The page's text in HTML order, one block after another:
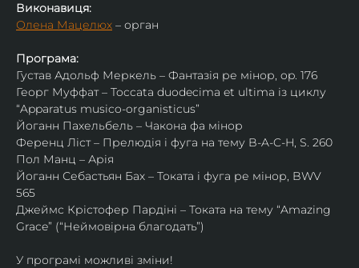
Виконавиця:
Олена Мацелюх – орган
Програма:
Густав Адольф Меркель – Фантазія ре мінор, op. 176
Георг Муффат – Toccata duodecima et ultima із циклу
“Apparatus musico-organisticus”
Йоганн Пахельбель – Чакона фа мінор
Ференц Ліст – Прелюдія і фуга на тему B-A-C-H, S. 260
Пол Манц – Арія
Йоганн Себастьян Бах – Токата і фуга ре мінор, BWV
565
Джеймс Крістофер Пардіні – Токата на тему “Amazing
Grace” (“Неймовірна благодать”)
У програмі можливі зміни!